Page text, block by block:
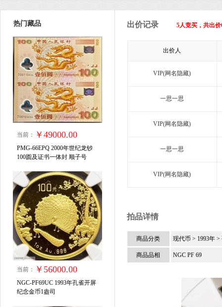
热门藏品
当前： ￥49000.00
PMG-66EPQ 2000年世纪龙钞
100圆及证书一体封 顺子号
当前： ￥56000.00
NGC-PF69UC 1993年孔雀开屏
纪念金币1盎司
出价记录 5人竞买，共出
出价人
VIP(网名隐藏)
一思一思
VIP(网名隐藏)
一思一思
VIP(网名隐藏)
拍品详情
商品分类 现代币> 1993年
商品品相 NGC PF 69